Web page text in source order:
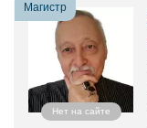
Магистр
Нет на сайте